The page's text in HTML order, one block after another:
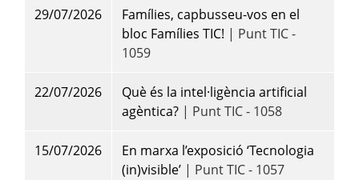
29/07/2026
Famílies, capbusseu-vos en el
bloc Famílies TIC! | Punt TIC -
1059
22/07/2026
Què és la intel·ligència artificial
agèntica? | Punt TIC - 1058
15/07/2026
En marxa l’exposició ‘Tecnologia
(in)visible’ | Punt TIC - 1057